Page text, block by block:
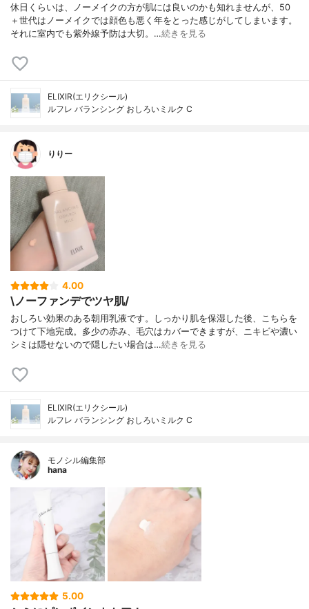
休日くらいは、ノーメイクの方が肌には良いのかも知れませんが、50
＋世代はノーメイクでは顔色も悪く年をとった感じがしてしまいます。
それに室内でも紫外線予防は大切。…続きを見る
ELIXIR(エリクシール)
ルフレ バランシング おしろいミルク C
りりー
4.00
\ノーファンデでツヤ肌/
おしろい効果のある朝用乳液です。しっかり肌を保湿した後、こちらを
つけて下地完成。多少の赤み、毛穴はカバーできますが、ニキビや濃い
シミは隠せないので隠したい場合は…続きを見る
ELIXIR(エリクシール)
ルフレ バランシング おしろいミルク C
モノシル編集部
hana
5.00